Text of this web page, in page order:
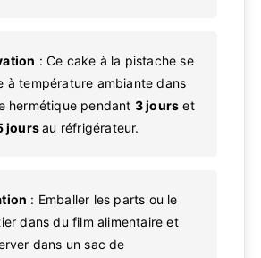
: Ce cake à la pistache se
à température ambiante dans
hermétique pendant 3 jours et
joursau réfrigérateur.
: Emballer les parts ou le
dans du film alimentaire et
dans un sac de